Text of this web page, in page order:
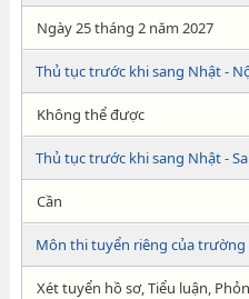
Ngày 25 tháng 2 năm 2027
Thủ tục trước khi sang Nhật -
Không thể được
Thủ tục trước khi sang Nhật -
Cần
Môn thi tuyển riêng của trường
Xét tuyển hồ sơ, Tiểu luận,